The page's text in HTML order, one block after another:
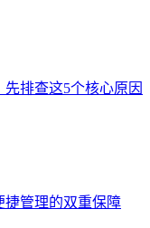
排查这5个核心原因
捷管理的双重保障